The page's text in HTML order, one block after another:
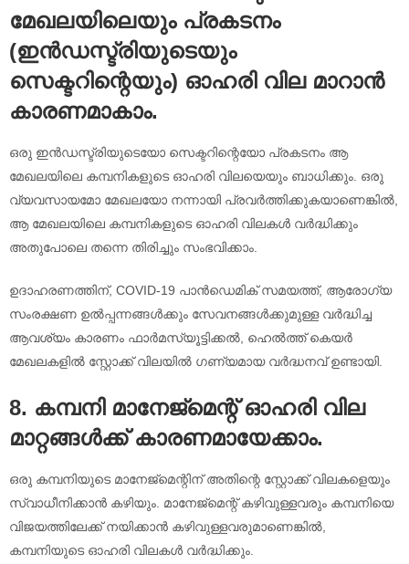
മേഖലയിലെയും പ്രകടനം
(ഇൻഡസ്ട്രിയുടെയും
സെക്ടറിന്റെയും) ഓഹരി വില മാറാൻ
കാരണമാകാം.
ഒരു ഇൻഡസ്ട്രിയുടെയോ സെക്ടറിന്റെയോ പ്രകടനം ആ
മേഖലയിലെ കമ്പനികളുടെ ഓഹരി വിലയെയും ബാധിക്കും. ഒരു
വ്യവസായമോ മേഖലയോ നന്നായി പ്രവർത്തിക്കുകയാണെങ്കിൽ,
ആ മേഖലയിലെ കമ്പനികളുടെ ഓഹരി വിലകൾ വർദ്ധിക്കും
അതുപോലെ തന്നെ തിരിച്ചും സംഭവിക്കാം.
ഉദാഹരണത്തിന്, COVID-19 പാൻഡെമിക് സമയത്ത്, ആരോഗ്യ
സംരക്ഷണ ഉൽപ്പന്നങ്ങൾക്കും സേവനങ്ങൾക്കുമുള്ള വർദ്ധിച്ച
ആവശ്യം കാരണം ഫാർമസ്യൂട്ടിക്കൽ, ഹെൽത്ത് കെയർ
മേഖലകളിൽ സ്റ്റോക്ക് വിലയിൽ ഗണ്യമായ വർദ്ധനവ് ഉണ്ടായി.
8. കമ്പനി മാനേജ്മെന്റ് ഓഹരി വില
മാറ്റങ്ങൾക്ക് കാരണമായേക്കാം.
ഒരു കമ്പനിയുടെ മാനേജ്‌മെന്റിന് അതിന്റെ സ്റ്റോക്ക് വിലകളെയും
സ്വാധീനിക്കാൻ കഴിയും. മാനേജ്‌മെന്റ് കഴിവുള്ളവരും കമ്പനിയെ
വിജയത്തിലേക്ക് നയിക്കാൻ കഴിവുള്ളവരുമാണെങ്കിൽ,
കമ്പനിയുടെ ഓഹരി വിലകൾ വർദ്ധിക്കും.